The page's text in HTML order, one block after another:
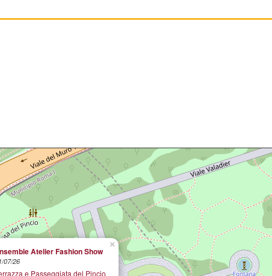
×
Atelier Fashion Show
07/26
e Passeggiata del Pincio